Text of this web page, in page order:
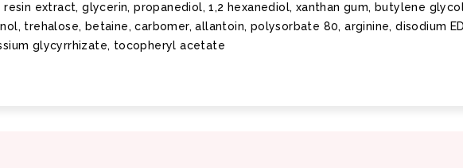
resin extract, glycerin, propanediol, 1,2 hexanediol, xanthan gum, butylene
trehalose, betaine, carbomer, allantoin, polysorbate 80, arginine, disodium
glycyrrhizate, tocopheryl acetate